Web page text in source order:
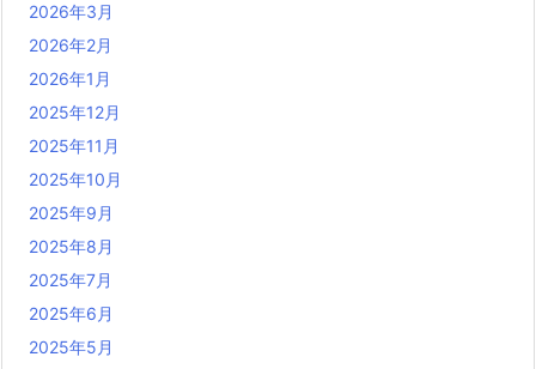
2026年3月
2026年2月
2026年1月
2025年12月
2025年11月
2025年10月
2025年9月
2025年8月
2025年7月
2025年6月
2025年5月